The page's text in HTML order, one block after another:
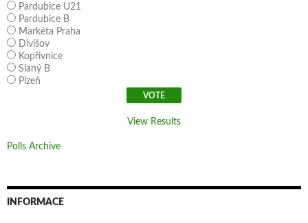
Pardubice U21
Pardubice B
Markéta Praha
Divišov
Kopřivnice
Slaný B
Plzeň
View Results
Polls Archive
INFORMACE